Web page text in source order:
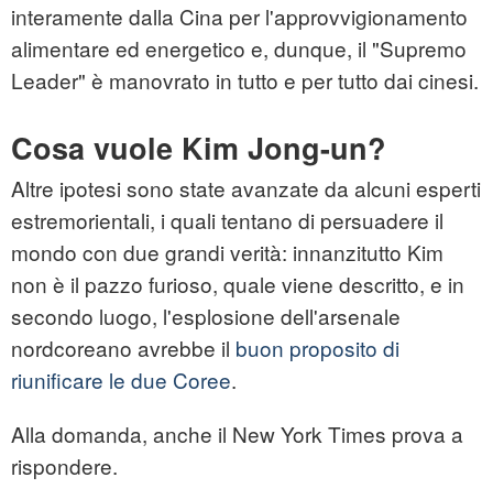
interamente dalla Cina per l'approvvigionamento
alimentare ed energetico e, dunque, il "Supremo
Leader" è manovrato in tutto e per tutto dai cinesi.
Cosa vuole Kim Jong-un?
Altre ipotesi sono state avanzate da alcuni esperti
estremorientali, i quali tentano di persuadere il
mondo con due grandi verità: innanzitutto Kim
non è il pazzo furioso, quale viene descritto, e in
secondo luogo, l'esplosione dell'arsenale
nordcoreano avrebbe il buon proposito di
riunificare le due Coree.
Alla domanda, anche il New York Times prova a
rispondere.